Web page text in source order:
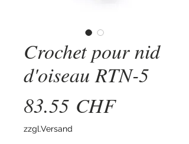
Crochet pour nid
d'oiseau RTN-5
83.55 CHFPrix
zzgl.Versand